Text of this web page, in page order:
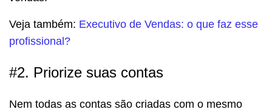
Veja também: Executivo de Vendas: o que faz esse
profissional?
#2. Priorize suas contas
Nem todas as contas são criadas com o mesmo